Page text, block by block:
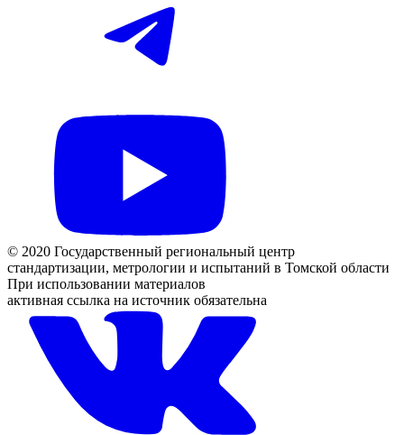
© 2020 Государственный региональный центр
стандартизации, метрологии и испытаний в Томской области
При использовании материалов
активная ссылка на источник обязательна